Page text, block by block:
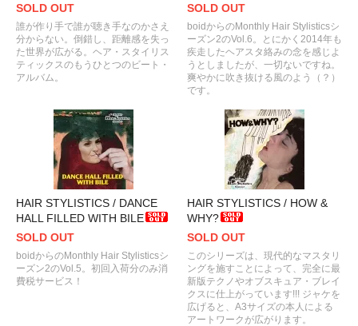
SOLD OUT
誰が作り手で誰が聴き手なのかさえ
分からない。倒錯し、距離感を失っ
た世界が広がる。ヘア・スタイリス
ティックスのもうひとつのビート・
アルバム。
SOLD OUT
boidからのMonthly Hair Stylisticsシ
ーズン2のVol.6。とにかく2014年も
疾走したヘアスタ絡みの念を感じよ
うとしましたが、一切ないですね。
爽やかに吹き抜ける風のよう（？）
です。
HAIR STYLISTICS / DANCE
HALL FILLED WITH BILE
SOLD OUT
boidからのMonthly Hair Stylisticsシ
ーズン2のVol.5。初回入荷分のみ消
費税サービス！
HAIR STYLISTICS / HOW &
WHY?
SOLD OUT
このシリーズは、現代的なマスタリ
ングを施すことによって、完全に最
新版テクノやオブスキュア・ブレイ
クスに仕上がっています!!! ジャケを
広げると、A3サイズの本人による
アートワークが広がります。